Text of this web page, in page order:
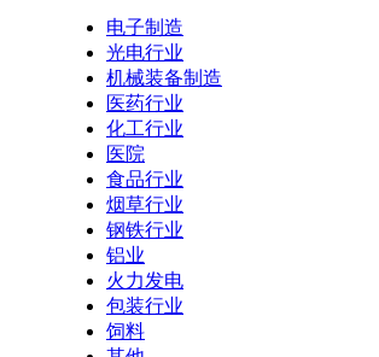
电子制造
光电行业
机械装备制造
医药行业
化工行业
医院
食品行业
烟草行业
钢铁行业
铝业
火力发电
包装行业
饲料